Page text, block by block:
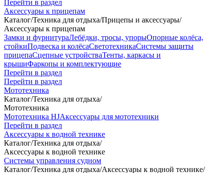
Перейти в раздел
Аксессуары к прицепам
Каталог/Техника для отдыха/Прицепы и аксессуары/
Аксессуары к прицепам
Замки и фурнитураЛебёдки, тросы, упорыОпорные колёса,
стойкиПодвеска и колёсаСветотехникаСистемы защиты
прицепаСцепные устройстваТенты, каркасы и
крышиФаркопы и комплектующие
Перейти в раздел
Перейти в раздел
Мототехника
Каталог/Техника для отдыха/
Мототехника
Мототехника HJАксессуары для мототехники
Перейти в раздел
Аксессуары к водной технике
Каталог/Техника для отдыха/
Аксессуары к водной технике
Системы управления судном
Каталог/Техника для отдыха/Аксессуары к водной технике/